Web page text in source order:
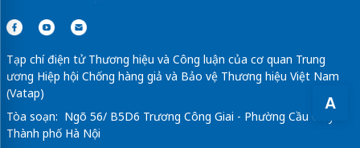
A
Tạp chí điện tử Thương hiệu và Công luận của cơ quan Trung
ương Hiệp hội Chống hàng giả và Bảo vệ Thương hiệu Việt Nam
(Vatap)
Tòa soạn: Ngõ 56/ B5D6 Trương Công Giai - Phường Cầu Giấy -
Thành phố Hà Nội